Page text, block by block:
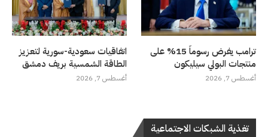
ترامب يفرض رسوماً 15% على
منتجات البولي سيليكون
أغسطس 7, 2026
اتفاقيات سعودية-سورية لتعزيز
الطاقة الشمسية بريف دمشق
أغسطس 7, 2026
تغذية الشبكات الاجتماعية